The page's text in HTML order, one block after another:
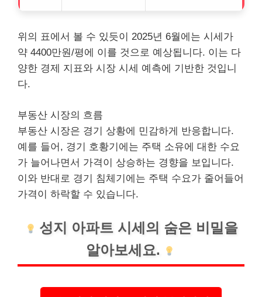
위의 표에서 볼 수 있듯이 2025년 6월에는 시세가
약 4400만원/평에 이를 것으로 예상됩니다. 이는 다
양한 경제 지표와 시장 시세 예측에 기반한 것입니
다.
부동산 시장의 흐름
부동산 시장은 경기 상황에 민감하게 반응합니다.
예를 들어, 경기 호황기에는 주택 소유에 대한 수요
가 늘어나면서 가격이 상승하는 경향을 보입니다.
이와 반대로 경기 침체기에는 주택 수요가 줄어들어
가격이 하락할 수 있습니다.
성지 아파트 시세의 숨은 비밀을
알아보세요.